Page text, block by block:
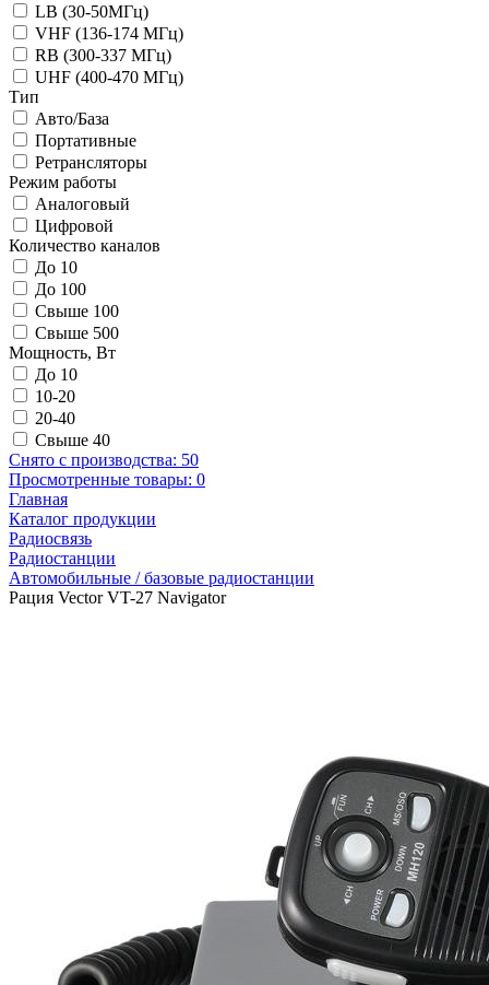
LB (30-50МГц)
VHF (136-174 МГц)
RB (300-337 МГц)
UHF (400-470 МГц)
Тип
Авто/База
Портативные
Ретрансляторы
Режим работы
Аналоговый
Цифровой
Количество каналов
До 10
До 100
Свыше 100
Свыше 500
Мощность, Вт
До 10
10-20
20-40
Свыше 40
Снято с производства: 50
Просмотренные товары: 0
Главная
Каталог продукции
Радиосвязь
Радиостанции
Автомобильные / базовые радиостанции
Рация Vector VT-27 Navigator